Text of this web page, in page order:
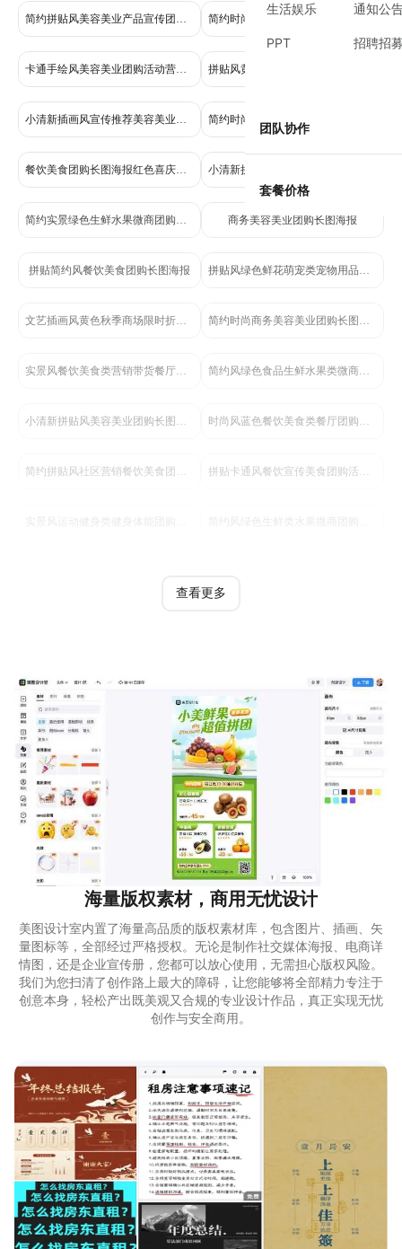
生活娱乐
PPT
通知公
招聘招
团队协作
套餐价格
简约拼贴风美容美业产品宣传团购长图海报
卡通手绘风美容美业团购活动营销海报长图
小清新插画风宣传推荐美容美业团购长图海报
餐饮美食团购长图海报红色喜庆宣传促销
简约实景绿色生鲜水果微商团购拼团价目表全屏竖版海报
拼贴简约风餐饮美食团购长图海报
文艺插画风黄色秋季商场限时折扣福利营销带货手机全屏海报
实景风餐饮美食类营销带货餐厅团购营销手机全屏海报
小清新拼贴风美容美业团购长图海报
简约拼贴风社区营销餐饮美食团购长图海报
简约时尚商务美容美业团购长图海报
商务美容美业团购长图海报
拼贴风绿色鲜花萌宠类宠物用品团购活动全屏手机海报
简约时尚商务美容美业团购长图海报
简约风绿色食品生鲜水果类微商团购拼团价目表营销全屏手机海报
时尚风蓝色餐饮美食类餐厅团购营销带货手机海报
拼贴卡通风餐饮宣传美食团购活动长图海报
查看更多
海量版权素材，商用无忧设计
美图设计室内置了海量高品质的版权素材库，包含图片、插画、矢
量图标等，全部经过严格授权。无论是制作社交媒体海报、电商详
情图，还是企业宣传册，您都可以放心使用，无需担心版权风险。
我们为您扫清了创作路上最大的障碍，让您能够将全部精力专注于
创意本身，轻松产出既美观又合规的专业设计作品，真正实现无忧
创作与安全商用。